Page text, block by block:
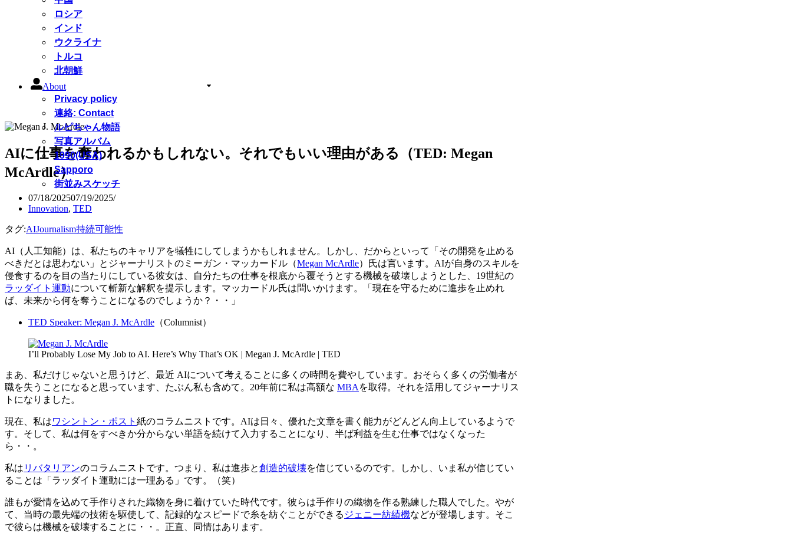
ロシア
インド
ウクライナ
トルコ
北朝鮮
About
Privacy policy
連絡: Contact
ルピちゃん物語
写真アルバム
1990(USA)
Sapporo
街並みスケッチ
AIに仕事を奪われるかもしれない。それでもいい理由がある（TED: Megan
McArdle）
07/18/202507/19/2025
Innovation, TED
タグ:AIJournalism持続可能性
AI（人工知能）は、私たちのキャリアを犠牲にしてしまうかもしれません。しかし、だからといって「その開発を止める
べきだとは思わない」とジャーナリストのミーガン・マッカードル（Megan McArdle）氏は言います。AIが自身のスキルを
侵食するのを目の当たりにしている彼女は、自分たちの仕事を根底から覆そうとする機械を破壊しようとした、19世紀の
ラッダイト運動について斬新な解釈を提示します。マッカードル氏は問いかけます。「現在を守るために進歩を止めれ
ば、未来から何を奪うことになるのでしょうか？・・」
TED Speaker: Megan J. McArdle （Columnist）
I’ll Probably Lose My Job to AI. Here’s Why That’s OK | Megan J. McArdle | TED
まあ、私だけじゃないと思うけど、最近 AIについて考えることに多くの時間を費やしています。おそらく多くの労働者が
職を失うことになると思っています、たぶん私も含めて。20年前に私は高額な MBAを取得。それを活用してジャーナリス
トになりました。
現在、私はワシントン・ポスト 紙のコラムニストです。AIは日々、優れた文章を書く能力がどんどん向上しているようで
す。そして、私は何をすべきか分からない単語を続けて入力することになり、半ば利益を生む仕事ではなくなった
ら・・。
私は リバタリアンのコラムニストです。つまり、私は進歩と創造的破壊を信じているのです。しかし、いま私が信じてい
ることは「ラッダイト運動には一理ある」です。（笑）
誰もが愛情を込めて手作りされた織物を身に着けていた時代です。彼らは手作りの織物を作る熟練した職人でした。やが
て、当時の最先端の技術を駆使して、記録的なスピードで糸を紡ぐことができる ジェニー紡績機などが登場します。そこ
で彼らは機械を破壊することに・・。正直、同情はあります。